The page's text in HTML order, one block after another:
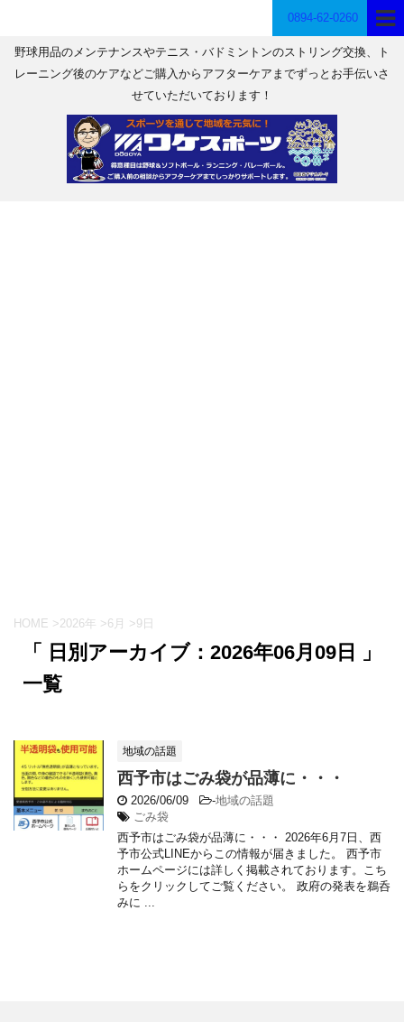
0894-62-0260
野球用品のメンテナンスやテニス・バドミントンのストリング交換、ト
レーニング後のケアなどご購入からアフターケアまでずっとお手伝いさ
せていただいております！
HOME >2026年 >6月 >9日
「 日別アーカイブ：2026年06月09日 」
一覧
地域の話題
西予市はごみ袋が品薄に・・・
2026/06/09 -地域の話題
ごみ袋
西予市はごみ袋が品薄に・・・ 2026年6月7日、西
予市公式LINEからこの情報が届きました。 西予市
ホームページには詳しく掲載されております。こち
らをクリックしてご覧ください。 政府の発表を鵜呑
みに ...